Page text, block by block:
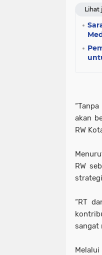
Lihat
akan
RW
RW
“RT
sangat